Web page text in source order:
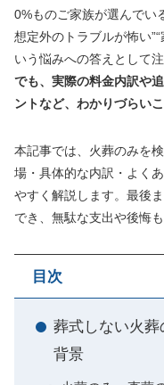
0%ものご家族が選んでい
想定外のトラブルが怖い
いう悩みへの答えとして
でも、実際の料金内訳や
ントなど、わかりづらい
本記事では、火葬のみを
場・具体的な内訳・よく
やすく解説します。最後
でき、無駄な支出や後悔も
目次
葬式しない火
背景